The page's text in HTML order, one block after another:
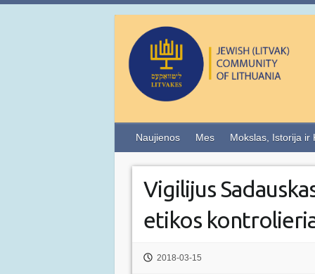
Naujienos Mes Mokslas, Istorija ir
Vigilijus
etikos
2018-03-15